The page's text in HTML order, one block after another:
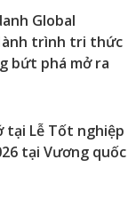
Global
trình tri thức
bứt phá mở ra
tại Lễ Tốt nghiệp
tại Vương quốc